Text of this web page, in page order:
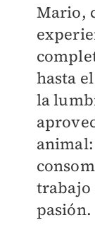
Mario,
hasta
la
trabajo
pasión.